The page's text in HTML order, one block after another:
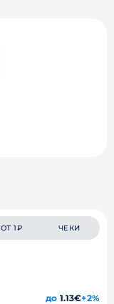
ОТ 1₽ ЧЕКИ
до 1.13€+2%